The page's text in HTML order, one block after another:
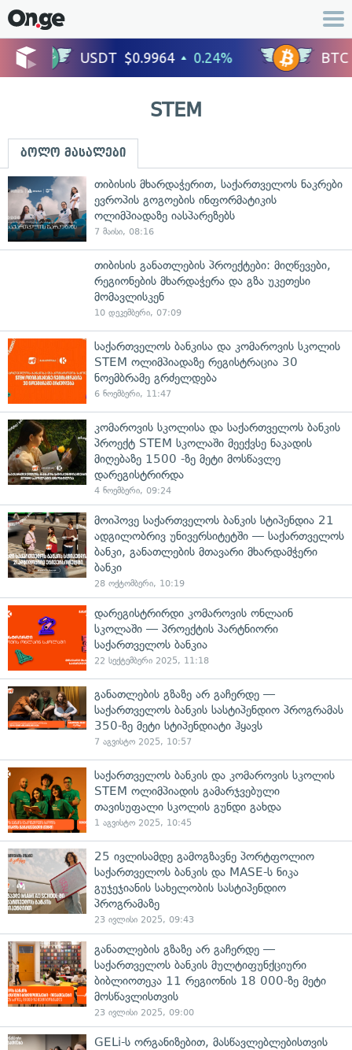
STEM
ბოლო მასალები
თიბისის მხარდაჭერით, საქართველოს ნაკრები
ევროპის გოგოების ინფორმატიკის
ოლიმპიადაზე იასპარეზებს
7 მაისი, 08:16
თიბისის განათლების პროექტები: მიღწევები,
რეგიონების მხარდაჭერა და გზა უკეთესი
მომავლისკენ
10 დეკემბერი, 07:09
საქართველოს ბანკისა და კომაროვის სკოლის
STEM ოლიმპიადაზე რეგისტრაცია 30
ნოემბრამე გრძელდება
6 ნოემბერი, 11:47
კომაროვის სკოლისა და საქართველოს ბანკის
პროექტ STEM სკოლაში მეექვსე ნაკადის
მიღებაზე 1500 -ზე მეტი მოსწავლე
დარეგისტრირდა
4 ნოემბერი, 09:24
მოიპოვე საქართველოს ბანკის სტიპენდია 21
ადგილობრივ უნივერსიტეტში — საქართველოს
ბანკი, განათლების მთავარი მხარდამჭერი
ბანკი
28 ოქტომბერი, 10:19
დარეგისტრირდი კომაროვის ონლაინ
სკოლაში — პროექტის პარტნიორი
საქართველოს ბანკია
22 სექტემბერი 2025, 11:18
განათლების გზაზე არ გაჩერდე —
საქართველოს ბანკის სასტიპენდიო პროგრამას
350-ზე მეტი სტიპენდიატი ჰყავს
7 აგვისტო 2025, 10:57
საქართველოს ბანკის და კომაროვის სკოლის
STEM ოლიმპიადის გამარჯვებული
თავისუფალი სკოლის გუნდი გახდა
1 აგვისტო 2025, 10:45
25 ივლისამდე გამოგზავნე პორტფოლიო
საქართველოს ბანკის და MASE-ს ნიკა
გუჯეჯიანის სახელობის სასტიპენდიო
პროგრამაზე
23 ივლისი 2025, 09:43
განათლების გზაზე არ გაჩერდე —
საქართველოს ბანკის მულტიფუნქციური
ბიბლიოთეკა 11 რეგიონის 18 000-ზე მეტი
მოსწავლისთვის
23 ივლისი 2025, 09:00
GELi-ს ორგანიზებით, მასწავლებლებისთვის